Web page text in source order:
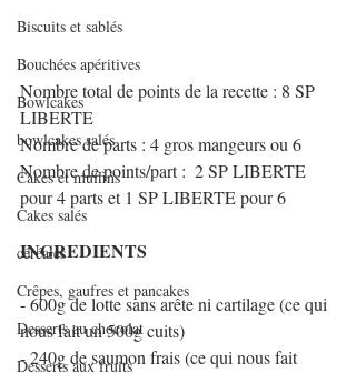
Biscuits et sablés
Bouchées apéritives
Bowlcakes
bowlcakes salés
Cakes et muffins
Cakes salés
céréales
Crêpes, gaufres et pancakes
Desserts au chocolat
Desserts aux fruits
Nombre total de points de la recette : 8 SP
LIBERTE
Nombre de parts : 4 gros mangeurs ou 6
Nombre de points/part :  2 SP LIBERTE
pour 4 parts et 1 SP LIBERTE pour 6
INGREDIENTS
- 600g de lotte sans arête ni cartilage (ce qui
nous fait un 500g cuits)
- 240g de saumon frais (ce qui nous fait